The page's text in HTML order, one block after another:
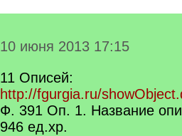
10 июня 2013 17:15
11 Описей:
http://fgurgia.ru/
Ф. 391 Оп. 1. Название
946 eд.xр.